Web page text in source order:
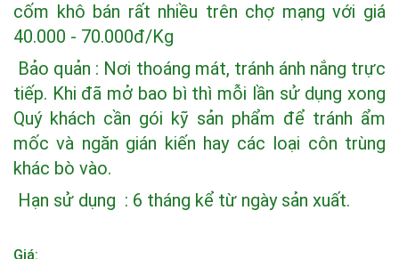
cốm khô bán rất nhiều trên chợ mạng với giá
40.000 - 70.000đ/Kg
Bảo quản : Nơi thoáng mát, tránh ánh nắng trực
tiếp. Khi đã mở bao bì thì mỗi lần sử dụng xong
Quý khách cần gói kỹ sản phẩm để tránh ẩm
mốc và ngăn gián kiến hay các loại côn trùng
khác bò vào.
Hạn sử dụng : 6 tháng kể từ ngày sản xuất.
Giá: